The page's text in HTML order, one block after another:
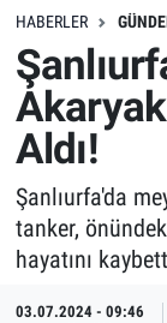
HABERLER
Aldı!
Şanlıurfa'da
tanker,
hayatını
03.07.2024 - 09:46